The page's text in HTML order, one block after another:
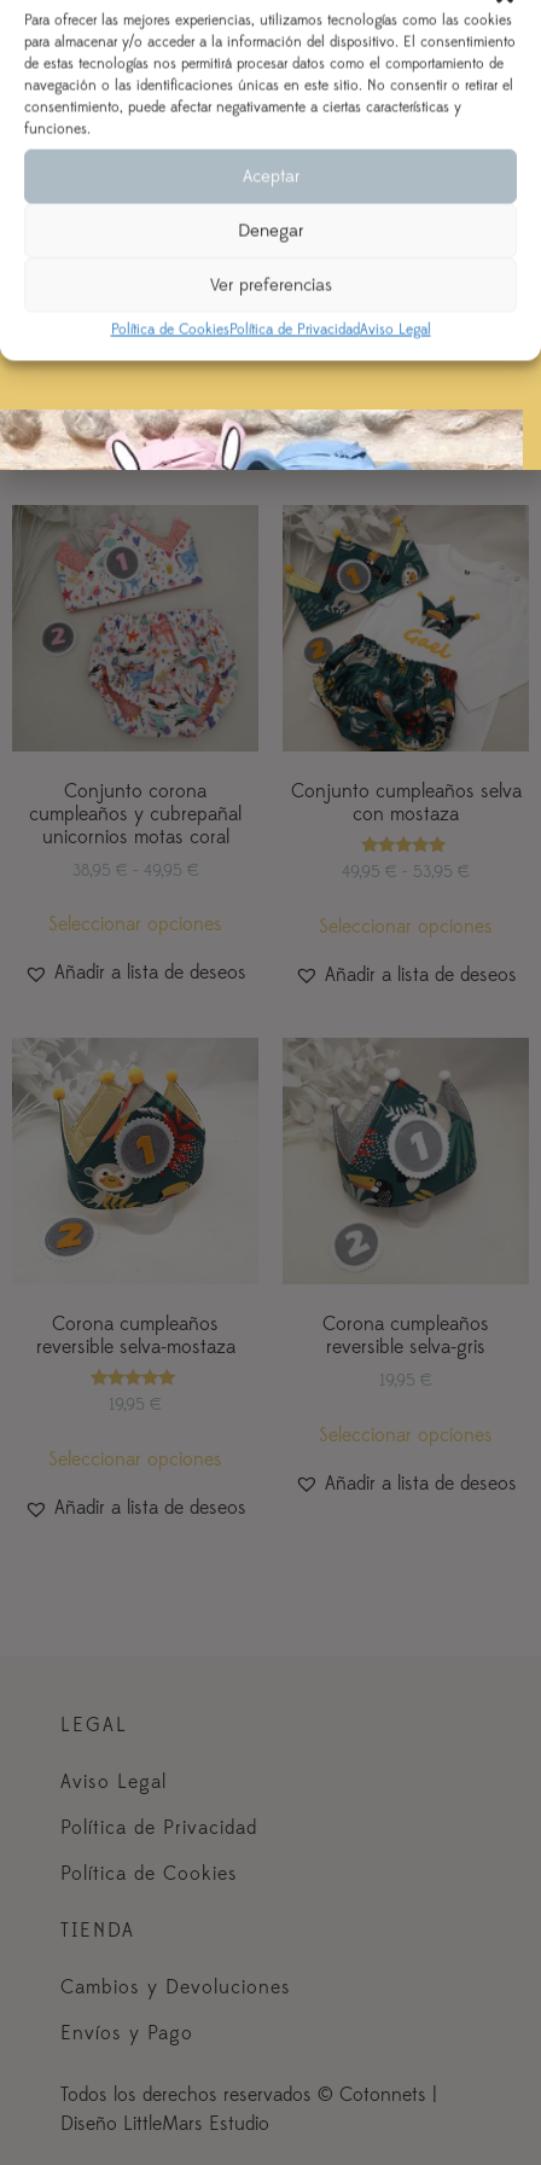
Para ofrecer las mejores experiencias, utilizamos tecnologías como las cookies
para almacenar y/o acceder a la información del dispositivo. El consentimiento
de estas tecnologías nos permitirá procesar datos como el comportamiento de
navegación o las identificaciones únicas en este sitio. No consentir o retirar el
consentimiento, puede afectar negativamente a ciertas características y
funciones.
Aceptar
Denegar
Ver preferencias
Política de CookiesPolítica de PrivacidadAviso Legal
AÑADIR AL CARRITO
VALORACIONES
PRODUCTOS RELACIONADOS
Conjunto corona
cumpleaños y cubrepañal
unicornios motas coral
38,95 € - 49,95 €
Seleccionar opciones
Añadir a lista de deseos
Conjunto cumpleaños selva
con mostaza
Valorado
49,95 € - 53,95 €
Seleccionar opciones
Añadir a lista de deseos
Corona cumpleaños
reversible selva-mostaza
Valorado
con
19,95 €
Seleccionar opciones
Añadir a lista de deseos
Corona cumpleaños
reversible selva-gris
19,95 €
Seleccionar opciones
Añadir a lista de deseos
LEGAL
Aviso Legal
Política de Privacidad
Política de Cookies
TIENDA
Cambios y Devoluciones
Envíos y Pago
Todos los derechos reservados © Cotonnets |
Diseño LittleMars Estudio
vacaciones!
DEL 3 AL 21 DE AGOSTO
Los pedidos realizados a partir del 28 de julio
saldrán,
según orden de entrada y tiempo de procesamiento
(indicado en la descripción del producto), a partir del
24 de agosto.
Se priorizarán aquellos realizados con ENVÍO